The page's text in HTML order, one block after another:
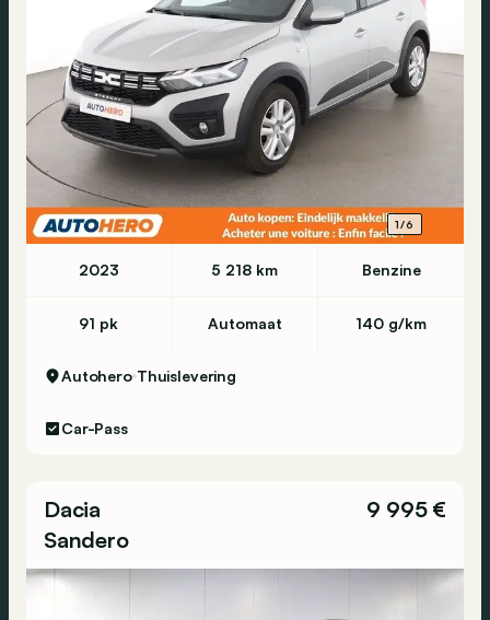
1/6
2023 5 218 km Benzine
91 pk Automaat 140 g/km
Autohero Thuislevering
Car-Pass
Dacia
Sandero
9 995 €